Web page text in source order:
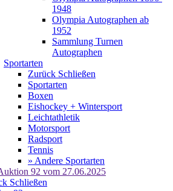
1948
Olympia Autographen ab
1952
Sammlung Turnen
Autographen
Sportarten
Zurück Schließen
Sportarten
Boxen
Eishockey + Wintersport
Leichtathletik
Motorsport
Radsport
Tennis
» Andere Sportarten
92 vom 27.06.2025
Schließen